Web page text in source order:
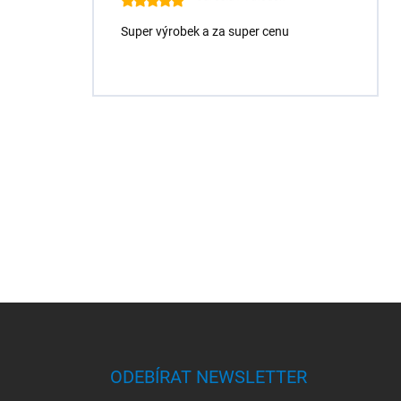
Super výrobek a za super cenu
ODEBÍRAT NEWSLETTER